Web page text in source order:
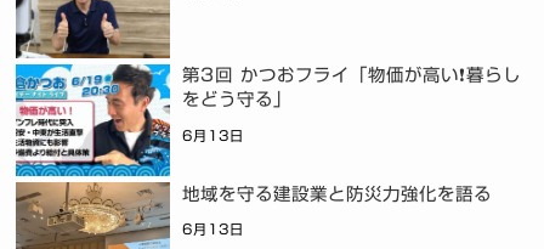
第3回 かつおフライ「物価が高い❗暮らし
をどう守る」
6月13日
地域を守る建設業と防災力強化を語る
6月13日